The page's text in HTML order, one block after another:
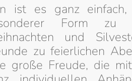
ist es ganz einfach,
Form zu
und
zu feierlichen
große Freude, die